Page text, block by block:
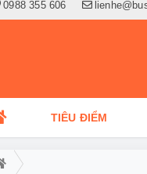
0988 355 606
TIÊU ĐIỂM